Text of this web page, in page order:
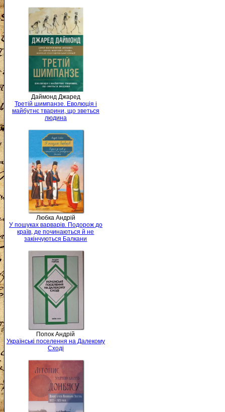
Даймонд Джаред
Третій шимпанзе. Еволюція і
майбутнє тварини, що зветься
людина
Любка Андрій
У пошуках варварів. Подорож до
країв, де починаються й не
закінчуються Балкани
Попок Андрій
Українські поселення на Далекому
Сході